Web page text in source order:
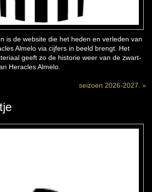
is de website die het heden en verleden van
Almelo via cijfers in beeld brengt. Het
geeft zo de historie weer van de zwart-
Heracles Almelo.
seizoen 2026-2027. »